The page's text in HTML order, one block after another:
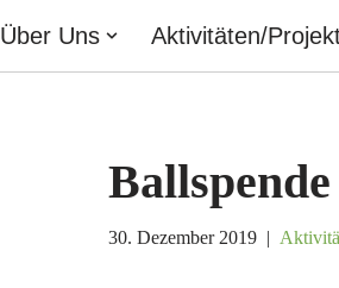
Über Uns Aktivitäten/
30. Dezember 2019